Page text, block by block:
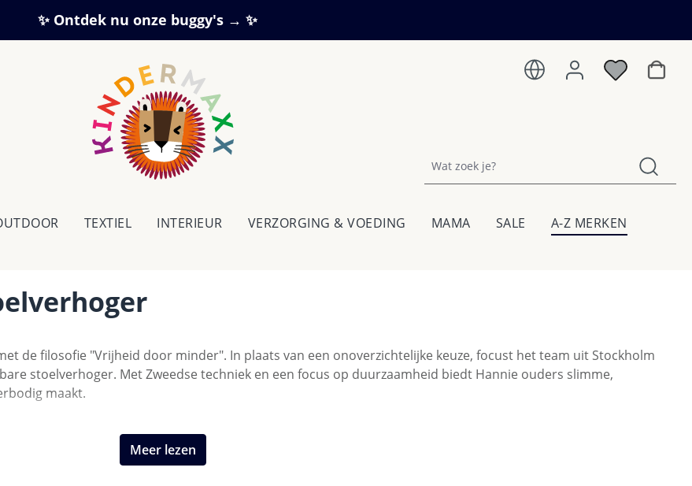
✨ Ontdek nu onze buggy's → ✨
TEXTIEL IN­TE­RI­EUR VERZORGING & VOEDING MAMA SALE
A-Z MERKEN
de filosofie "Vrijheid door minder". In plaats van een onoverzichtelijke keuze, focust het team uit Stockholm
stoelverhoger. Met Zweedse techniek en een focus op duurzaamheid biedt Hannie ouders slimme,
maakt.
Meer lezen